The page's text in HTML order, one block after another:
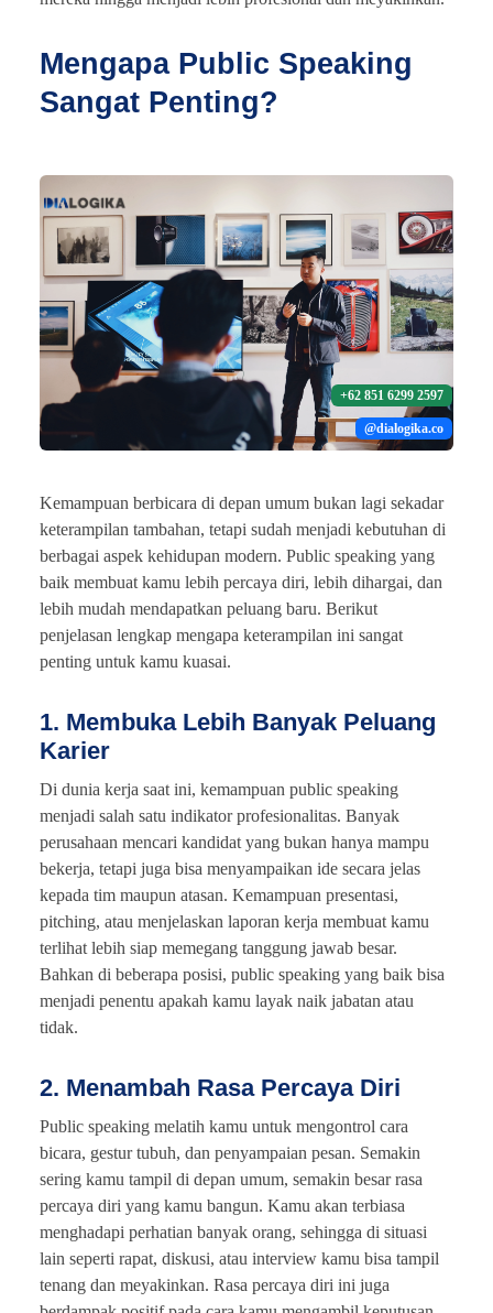
Mengapa Public Speaking
Sangat Penting?
+62 851 6299 2597
@dialogika.co
Kemampuan berbicara di depan umum bukan lagi sekadar
keterampilan tambahan, tetapi sudah menjadi kebutuhan di
berbagai aspek kehidupan modern. Public speaking yang
baik membuat kamu lebih percaya diri, lebih dihargai, dan
lebih mudah mendapatkan peluang baru. Berikut
penjelasan lengkap mengapa keterampilan ini sangat
penting untuk kamu kuasai.
1. Membuka Lebih Banyak Peluang
Karier
Di dunia kerja saat ini, kemampuan public speaking
menjadi salah satu indikator profesionalitas. Banyak
perusahaan mencari kandidat yang bukan hanya mampu
bekerja, tetapi juga bisa menyampaikan ide secara jelas
kepada tim maupun atasan. Kemampuan presentasi,
pitching, atau menjelaskan laporan kerja membuat kamu
terlihat lebih siap memegang tanggung jawab besar.
Bahkan di beberapa posisi, public speaking yang baik bisa
menjadi penentu apakah kamu layak naik jabatan atau
tidak.
2. Menambah Rasa Percaya Diri
Public speaking melatih kamu untuk mengontrol cara
bicara, gestur tubuh, dan penyampaian pesan. Semakin
sering kamu tampil di depan umum, semakin besar rasa
percaya diri yang kamu bangun. Kamu akan terbiasa
menghadapi perhatian banyak orang, sehingga di situasi
lain seperti rapat, diskusi, atau interview kamu bisa tampil
tenang dan meyakinkan. Rasa percaya diri ini juga